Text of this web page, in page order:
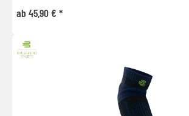
ab 45,90 € *